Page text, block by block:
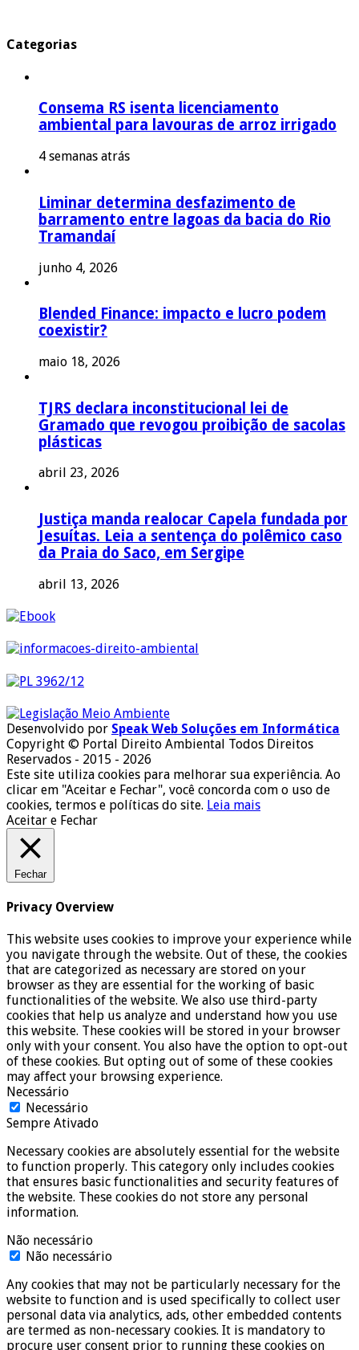
Categorias
Consema RS isenta licenciamento
ambiental para lavouras de arroz irrigado
4 semanas atrás
Liminar determina desfazimento de
barramento entre lagoas da bacia do Rio
Tramandaí
junho 4, 2026
Blended Finance: impacto e lucro podem
coexistir?
maio 18, 2026
TJRS declara inconstitucional lei de
Gramado que revogou proibição de sacolas
plásticas
abril 23, 2026
Justiça manda realocar Capela fundada por
Jesuítas. Leia a sentença do polêmico caso
da Praia do Saco, em Sergipe
abril 13, 2026
Desenvolvido por Speak Web Soluções em Informática
Copyright © Portal Direito Ambiental Todos Direitos
Reservados - 2015 - 2026
Este site utiliza cookies para melhorar sua experiência. Ao
clicar em "Aceitar e Fechar", você concorda com o uso de
cookies, termos e políticas do site. Leia mais
Aceitar e Fechar
Fechar
Privacy Overview
This website uses cookies to improve your experience while
you navigate through the website. Out of these, the cookies
that are categorized as necessary are stored on your
browser as they are essential for the working of basic
functionalities of the website. We also use third-party
cookies that help us analyze and understand how you use
this website. These cookies will be stored in your browser
only with your consent. You also have the option to opt-out
of these cookies. But opting out of some of these cookies
may affect your browsing experience.
Necessário
Necessário
Sempre Ativado
Necessary cookies are absolutely essential for the website
to function properly. This category only includes cookies
that ensures basic functionalities and security features of
the website. These cookies do not store any personal
information.
Não necessário
Não necessário
Any cookies that may not be particularly necessary for the
website to function and is used specifically to collect user
personal data via analytics, ads, other embedded contents
are termed as non-necessary cookies. It is mandatory to
procure user consent prior to running these cookies on